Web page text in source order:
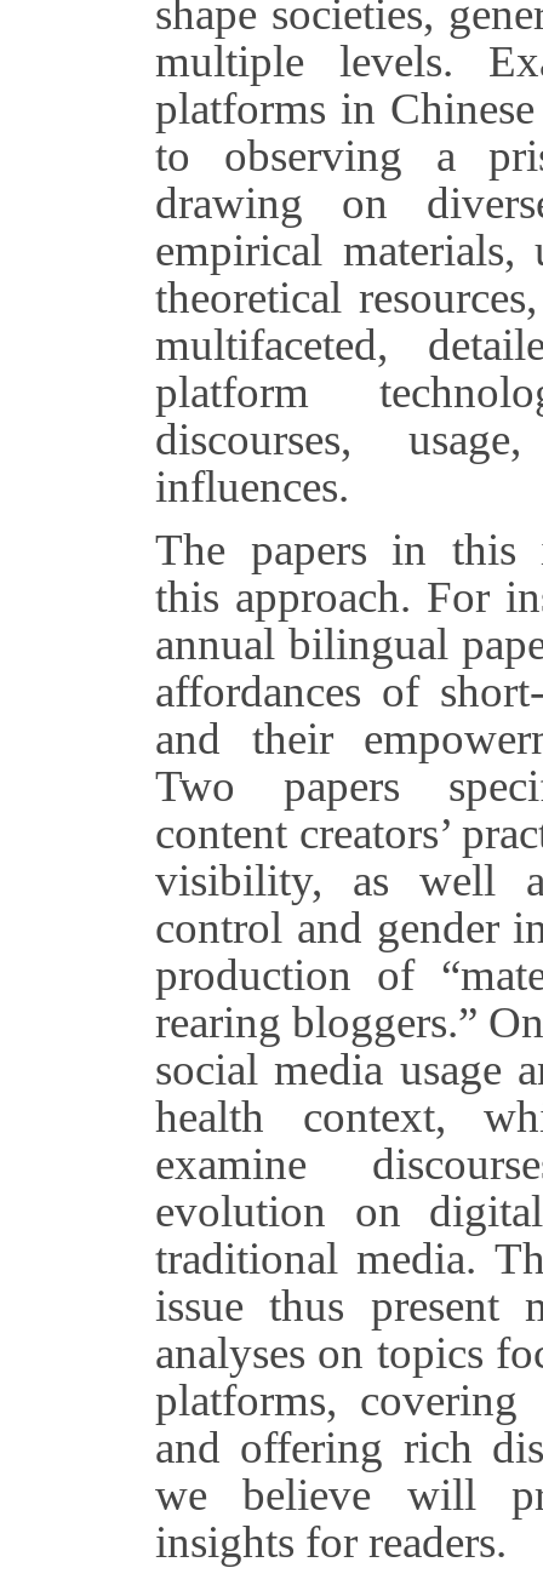
shape societies,
multiple levels.
platforms in
to observing a
drawing on
empirical
theoretical
multifaceted,
platform
discourses,
influences.
The papers in this
this approach. For
annual bilingual
affordances of
and their
Two papers
content creators’
visibility, as well
control and gender
production of
rearing bloggers.”
social media usage
health context,
examine
evolution on
traditional media.
issue thus present
analyses on topics
platforms, covering
and offering rich
we believe will
insights for readers.